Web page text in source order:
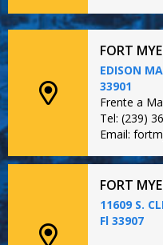
FORT
EDISON
33901
Frente a
Tel: (239)
Email:
FORT
11609 S.
Fl 33907